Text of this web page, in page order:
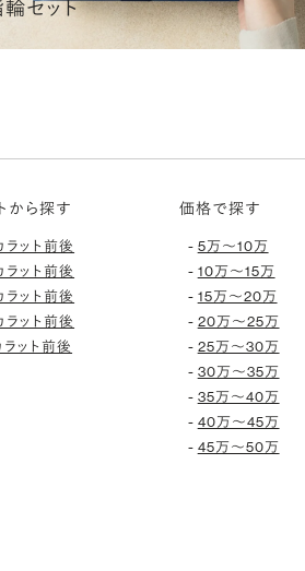
セット
から探す
ラット前後
ラット前後
ラット前後
ラット前後
ット前後
価格で探す
- 5万〜10万
- 10万〜15万
- 15万〜20万
- 20万〜25万
- 25万〜30万
- 30万〜35万
- 35万〜40万
- 40万〜45万
- 45万〜50万